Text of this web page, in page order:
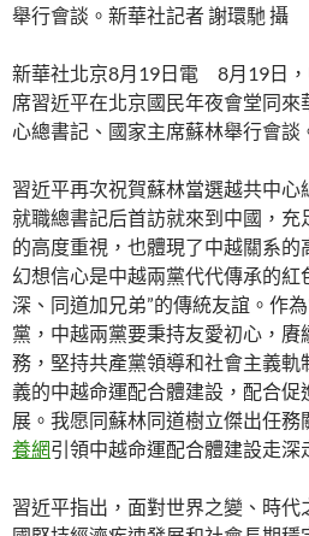
舉行會談。新華社記者 謝環馳 攝
新華社北京8月19日電 8月19日
席習近平在北京國民年夜會堂同
心總書記、國家主席蘇林舉行會談
習近平再次祝賀蘇林當選越共中
就職總書記后首訪就來到中國，充
的高度重視，也體現了中越關系
幻想信心是中越兩黨代代傳承的紅
深、同道加兄弟”的傳統友誼。作
黨，中越兩黨要秉持友愛初心，
務，堅持共產黨領導和社會主義軌
義的中越命運配合體建設，配合促
展。我愿同蘇林同道樹立傑出任
養網引領中越命運配合體建設走深
習近平指出，面對世界之變、時